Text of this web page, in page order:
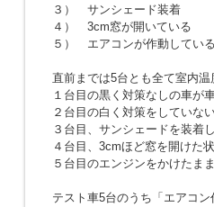
３） サンシェード装着
４） 3cm窓が開いている
５） エアコンが作動している
直前までは5台とも全て室内温
１台目の黒く対策なしの車が
２台目の白く対策をしていな
３台目、サンシェードを装着
４台目、3cmほど窓を開けた
５台目のエンジンをかけたま
テスト車5台のうち「エアコン